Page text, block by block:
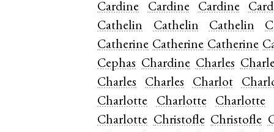
Cardine
Cardine Cardine
Cathelin
Cathelin Cathelin
Catherine Catherine Catherine
Cephas Chardine Charles
Charles
Charles Charlot
Charlotte
Charlotte
Charlotte
Charlotte Christofle Christofle